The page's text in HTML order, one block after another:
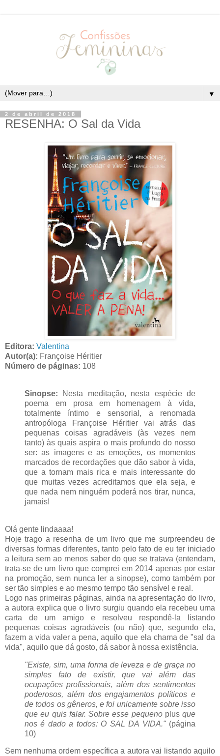
▼
2 de abril de 2018
RESENHA: O Sal da Vida
Editora: Valentina
Autor(a): Françoise Héritier
Número de páginas: 108
Sinopse: Nesta meditação, nesta espécie de
poema em prosa em homenagem à vida,
totalmente íntimo e sensorial, a renomada
antropóloga Françoise Héritier vai atrás das
pequenas coisas agradáveis (às vezes nem
tanto) às quais aspira o mais profundo do nosso
ser: as imagens e as emoções, os momentos
marcados de recordações que dão sabor à vida,
que a tornam mais rica e mais interessante do
que muitas vezes acreditamos que ela seja, e
que nada nem ninguém poderá nos tirar, nunca,
jamais!
Olá gente lindaaaa!
Hoje trago a resenha de um livro que me surpreendeu de
diversas formas diferentes, tanto pelo fato de eu ter iniciado
a leitura sem ao menos saber do que se tratava (entendam,
trata-se de um livro que comprei em 2014 apenas por estar
na promoção, sem nunca ler a sinopse), como também por
ser tão simples e ao mesmo tempo tão sensível e real.
Logo nas primeiras páginas, ainda na apresentação do livro,
a autora explica que o livro surgiu quando ela recebeu uma
carta de um amigo e resolveu respondê-la listando
pequenas coisas agradáveis (ou não) que, segundo ela,
fazem a vida valer a pena, aquilo que ela chama de "sal da
vida", aquilo que dá gosto, dá sabor à nossa existência.
"Existe, sim, uma forma de leveza e de graça no
simples fato de existir, que vai além das
ocupações profissionais, além dos sentimentos
poderosos, além dos engajamentos políticos e
de todos os gêneros, e foi unicamente sobre isso
que eu quis falar. Sobre esse pequeno plus que
nos é dado a todos: O SAL DA VIDA."(página
10)
Sem nenhuma ordem específica a autora vai listando aquilo